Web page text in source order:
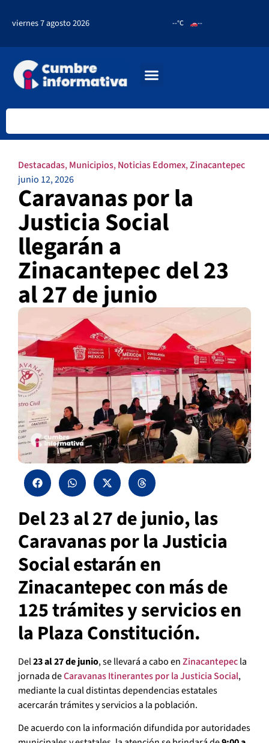
viernes 7 agosto 2026 --°C --
Destacadas,Municipios,Noticias Edomex,Zinacantepec
junio 12, 2026
Caravanas por la
Justicia Social
llegarán a
Zinacantepec del 23
al 27 de junio
Del 23 al 27 de junio, las
Caravanas por la Justicia
Social estarán en
Zinacantepec con más de
125 trámites y servicios en
la Plaza Constitución.
Del23 al 27 de junio, se llevará a cabo enZinacantepecla
jornada deCaravanas Itinerantes por la Justicia Social,
mediante la cual distintas dependencias estatales
acercarán trámites y servicios a la población.
De acuerdo con la información difundida por autoridades